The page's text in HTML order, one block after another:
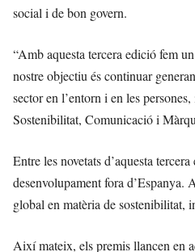
social i de bon govern.
“Amb aquesta tercera edició fem
nostre objectiu és continuar
sector en l’entorn i en les
Sostenibilitat, Comunicació i
Entre les novetats d’aquesta
desenvolupament fora d’Espanya.
global en matèria de sostenibilitat,
Així mateix, els premis llancen en